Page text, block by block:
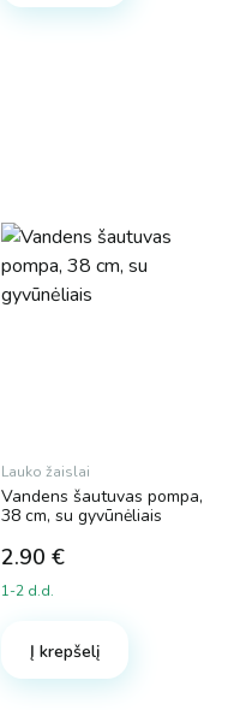
Lauko žaislai
Vandens šautuvas pompa,
38 cm, su gyvūnėliais
2.90 €
1-2 d.d.
Į krepšelį